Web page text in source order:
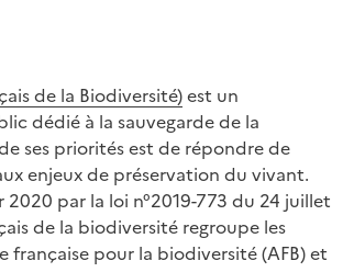
de la Biodiversité)est un
dédié à la sauvegarde de la
ses priorités est de répondre de
enjeux de préservation du vivant.
2020 par la loi n°2019-773 du 24 juillet
de la biodiversité regroupe les
française pour la biodiversité (AFB) et